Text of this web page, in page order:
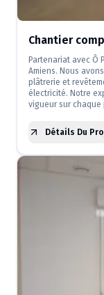
Chantier
Partenariat avec Ô
Amiens. Nous
plâtrerie et
électricité. Notre
vigueur sur chaque
Détails Du